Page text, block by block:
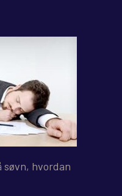
søvn, hvordan